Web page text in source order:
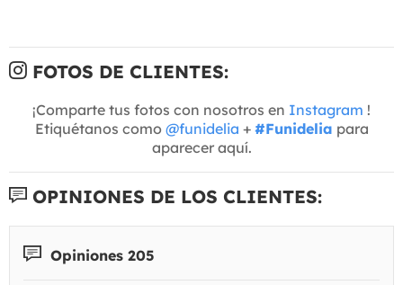
FOTOS DE CLIENTES:
¡Comparte tus fotos con nosotros en Instagram !
Etiquétanos como @funidelia + #Funidelia para
aparecer aquí.
OPINIONES DE LOS CLIENTES:
Opiniones 205